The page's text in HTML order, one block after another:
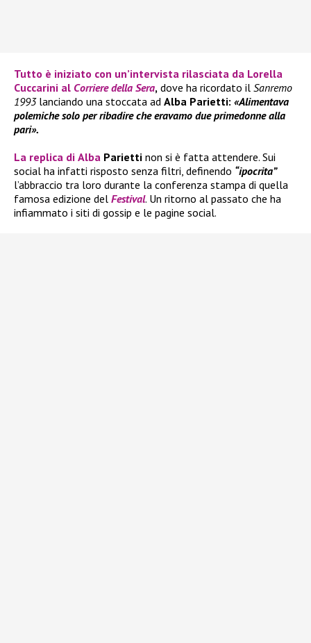
Tutto è iniziato con un’intervista rilasciata da Lorella
Cuccarini al Corriere della Sera, dove ha ricordato il Sanremo
1993lanciando una stoccata ad Alba Parietti: «Alimentava
polemiche solo per ribadire che eravamo due primedonne alla
pari».
La replica di Alba Parietti non si è fatta attendere. Sui
social ha infatti risposto senza filtri, definendo “ipocrita”
l’abbraccio tra loro durante la conferenza stampa di quella
famosa edizione del Festival. Un ritorno al passato che ha
infiammato i siti di gossip e le pagine social.